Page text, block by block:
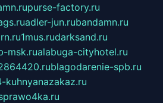
purse-factory.ru
adler-jun.rubandamn.ru
1mus.rudarksand.ru
msk.rualabuga-cityhotel.ru
blagodarenie-spb.ru